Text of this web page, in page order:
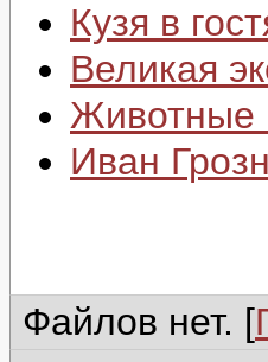
Кузя в
Великая
Животные
Иван
Файлов нет. [